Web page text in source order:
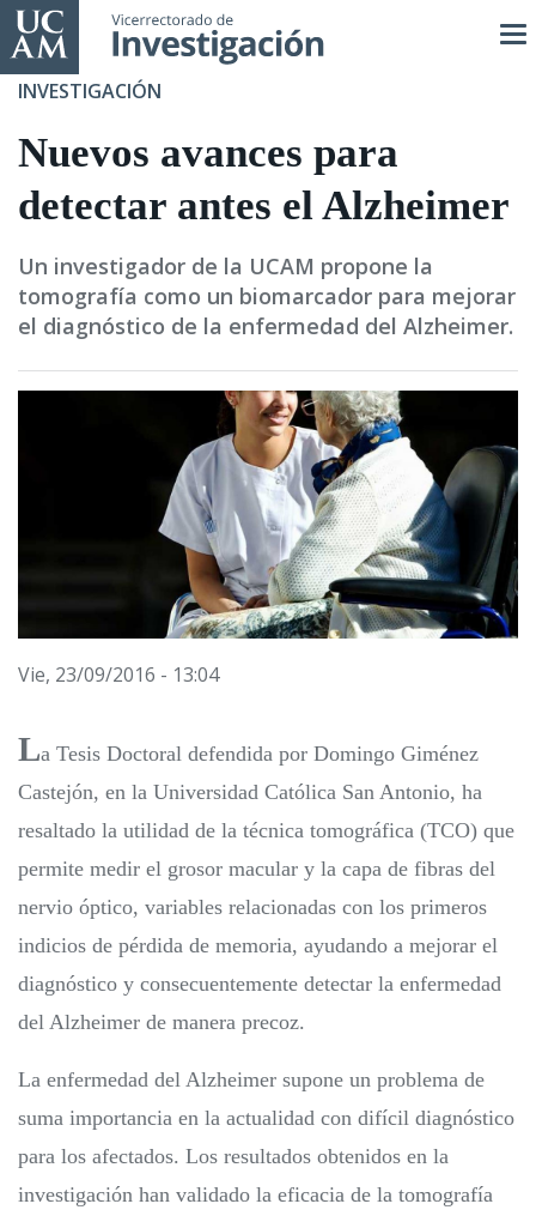
Pasar
al
contenido
INVESTIGACIÓN
Nuevos avances para
detectar antes el Alzheimer
Un investigador de la UCAM propone la
tomografía como un biomarcador para mejorar
el diagnóstico de la enfermedad del Alzheimer.
Vie, 23/09/2016 - 13:04
La Tesis Doctoral defendida por Domingo Giménez
Castejón, en la Universidad Católica San Antonio, ha
resaltado la utilidad de la técnica tomográfica (TCO) que
permite medir el grosor macular y la capa de fibras del
nervio óptico, variables relacionadas con los primeros
indicios de pérdida de memoria, ayudando a mejorar el
diagnóstico y consecuentemente detectar la enfermedad
del Alzheimer de manera precoz.
La enfermedad del Alzheimer supone un problema de
suma importancia en la actualidad con difícil diagnóstico
para los afectados. Los resultados obtenidos en la
investigación han validado la eficacia de la tomografía